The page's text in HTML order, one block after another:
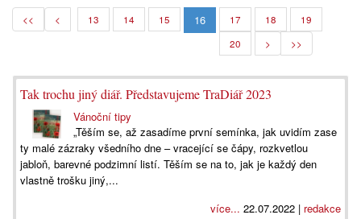
<< < 13 14 15 16 17 18
19
20
> >>
Tak trochu jiný diář. Představujeme TraDiář 2023
Vánoční tipy
„Těším se, až zasadíme první semínka, jak uvidím zase
ty malé zázraky všedního dne – vracející se čápy, rozkvetlou
jabloň, barevné podzimní listí. Těším se na to, jak je každý den
vlastně trošku jiný,...
více... 22.07.2022 | redakce